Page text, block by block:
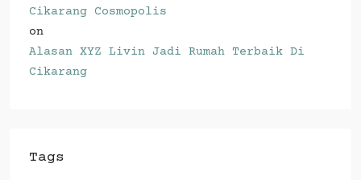
Cikarang Cosmopolis
on
Alasan XYZ Livin Jadi Rumah Terbaik Di
Cikarang
Tags